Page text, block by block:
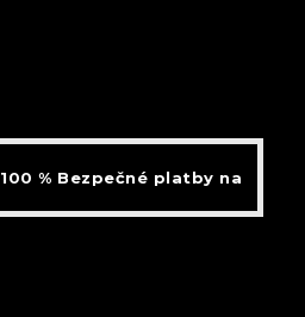
100 % Bezpečné platby na